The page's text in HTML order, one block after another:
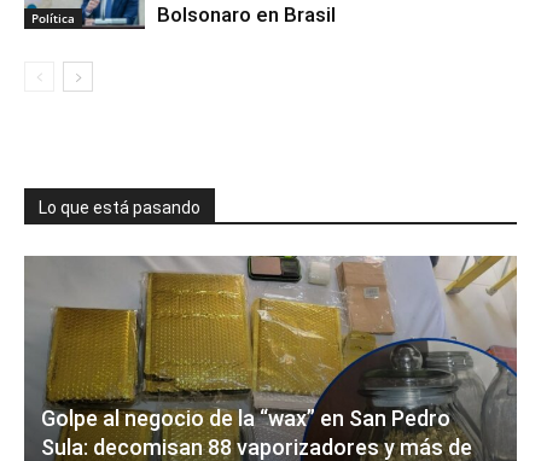
Política
Bolsonaro en Brasil
Lo que está pasando
Golpe al negocio de la “wax” en San Pedro
Sula: decomisan 88 vaporizadores y más de